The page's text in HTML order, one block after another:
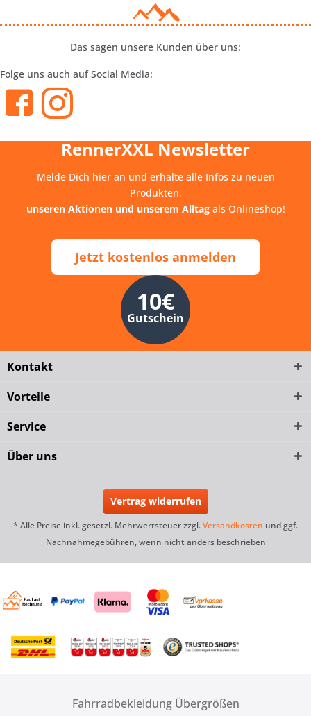
Das sagen unsere Kunden über uns:
Folge uns auch auf Social Media:
RennerXXL Newsletter
Melde Dich hier an und erhalte alle Infos zu neuen
Produkten,
unseren Aktionen und unserem Alltagals Onlineshop!
Jetzt kostenlos anmelden
10€
Gutschein
Kontakt
Vorteile
Service
Über uns
Vertrag widerrufen
* Alle Preise inkl. gesetzl. Mehrwertsteuer zzgl.Versandkosten und ggf.
Nachnahmegebühren, wenn nicht anders beschrieben
Fahrradbekleidung Übergrößen